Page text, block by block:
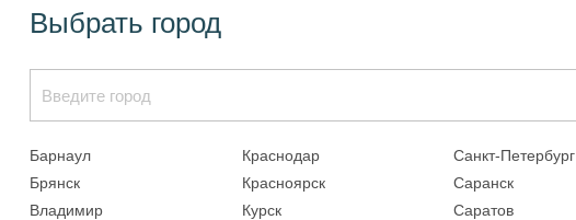
Выбрать город
Барнаул
Брянск
Владимир
Краснодар
Красноярск
Курск
Санкт-Петербург
Саранск
Саратов